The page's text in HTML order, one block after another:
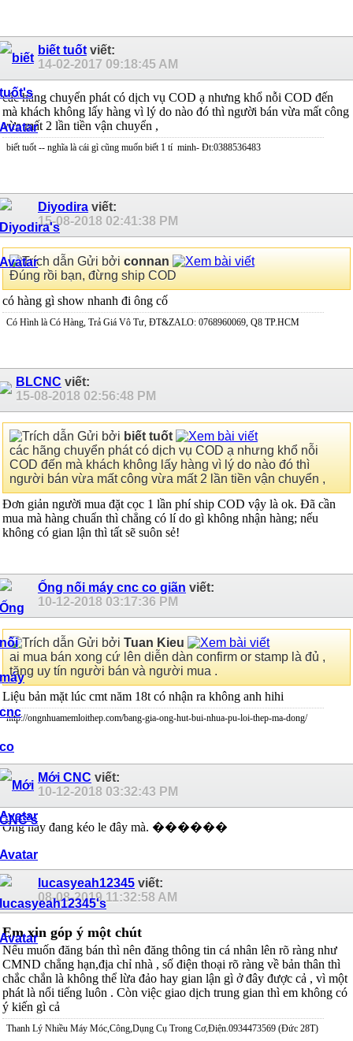
biết tuốt viết:
14-02-2017 09:18:45 AM
các hãng chuyển phát có dịch vụ COD ạ nhưng khổ nỗi COD đến
mà khách không lấy hàng vì lý do nào đó thì người bán vừa mất công
vừa mất 2 lần tiền vận chuyển ,
biết tuốt -- nghĩa là cái gì cũng muốn biết 1 tí minh- Đt:0388536483
Diyodira viết:
15-08-2018 02:41:38 PM
Gửi bởi connan
Đúng rồi bạn, đừng ship COD
có hàng gì show nhanh đi ông cố
Có Hình là Có Hàng, Trả Giá Vô Tư, ĐT&ZALO: 0768960069, Q8 TP.HCM
BLCNC viết:
15-08-2018 02:56:48 PM
Gửi bởi biết tuốt
các hãng chuyển phát có dịch vụ COD ạ nhưng khổ nỗi
COD đến mà khách không lấy hàng vì lý do nào đó thì
người bán vừa mất công vừa mất 2 lần tiền vận chuyển ,
Đơn giản người mua đặt cọc 1 lần phí ship COD vậy là ok. Đã cần
mua mà hàng chuẩn thì chẳng có lí do gì không nhận hàng; nếu
không có gian lận thì tất sẽ suôn sẻ!
Ống nối máy cnc co giãn viết:
10-12-2018 03:17:36 PM
Gửi bởi Tuan Kieu
ai mua bán xong cứ lên diễn dàn confirm or stamp là đủ ,
tăng uy tín người bán và người mua .
Liệu bản mặt lúc cmt năm 18t có nhận ra không anh hihi
http://ongnhuamemloithep.com/bang-gia-ong-hut-bui-nhua-pu-loi-thep-ma-dong/
Mới CNC viết:
10-12-2018 03:32:43 PM
Ông này đang kéo le đây mà. ������
lucasyeah12345 viết:
08-08-2019 11:32:58 AM
Em xin góp ý một chút
Nếu muốn đăng bán thì nên đăng thông tin cá nhân lên rõ ràng như
CMND chẳng hạn,địa chỉ nhà , số điện thoại rõ ràng về bản thân thì
chắc chắn là không thể lừa đảo hay gian lận gì ở đây được cả , vì một
phát là nổi tiếng luôn . Còn việc giao dịch trung gian thì em không có
ý kiến gì cả
Thanh Lý Nhiều Máy Móc,Công,Dụng Cụ Trong Cơ,Điện.0934473569 (Đức 28T)